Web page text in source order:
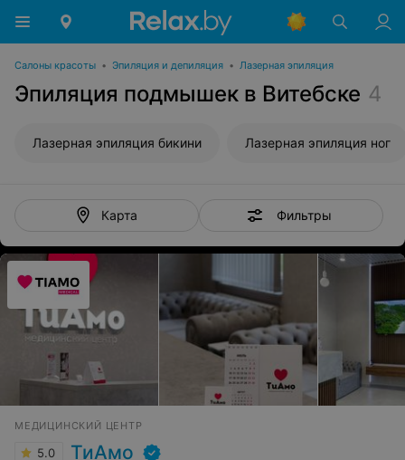
Салоны красоты • Эпиляция и депиляция • Лазерная эпиляция
Эпиляция подмышек в Витебске 4
Лазерная эпиляция бикини Лазерная эпиляция ног
Карта Фильтры
МЕДИЦИНСКИЙ ЦЕНТР
5.0 ТиАмо